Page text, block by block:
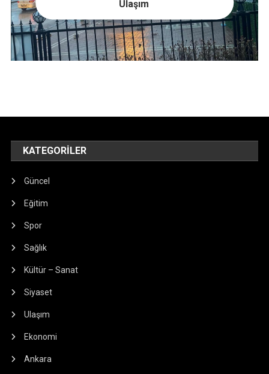
Ulaşım
KATEGORILER
Güncel
Eğitim
Spor
Sağlık
Kültür – Sanat
Siyaset
Ulaşım
Ekonomi
Ankara